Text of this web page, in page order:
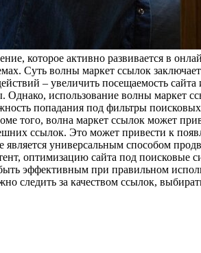
которое активно развивается в
Суть волны маркет ссылок
– увеличить посещаемость
Однако, использование волны маркет
попадания под фильтры
того, волна маркет ссылок может
ссылок. Это может привести к
универсальным способом
оптимизацию сайта под поисковые
эффективным при правильном
следить за качеством ссылок,